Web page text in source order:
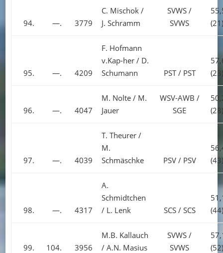
94. —. 3779
C. Mischok /
J. Schramm
SVWS /
SVWS
(21)
95. —. 4209
F. Hofmann
v.Kap-her / D.
Schumann
PST / PST
(23)
96. —. 4047
M. Nolte / M.
Jauer
WSV-AWB /
SGE
(28)
97. —. 4039
T. Theurer /
M.
Schmäschke
PSV / PSV
(43)
98. —. 4317
A.
Schmidtchen
/ L. Lenk
SCS / SCS
(44)
99. 104. 3956
M.B. Kallauch
/ A.N. Masius
SVWS /
SVWS
(52)